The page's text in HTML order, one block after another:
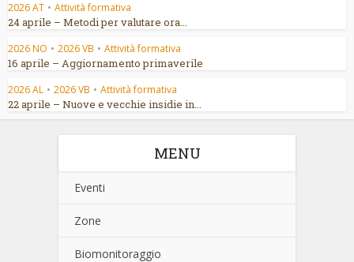
2026 AT • Attività formativa
24 aprile – Metodi per valutare ora...
2026 NO • 2026 VB • Attività formativa
16 aprile – Aggiornamento primaverile
2026 AL • 2026 VB • Attività formativa
22 aprile – Nuove e vecchie insidie in...
MENU
Eventi
Zone
Biomonitoraggio